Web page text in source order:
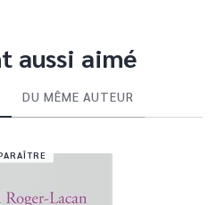
aussi aimé
DU MÊME AUTEUR